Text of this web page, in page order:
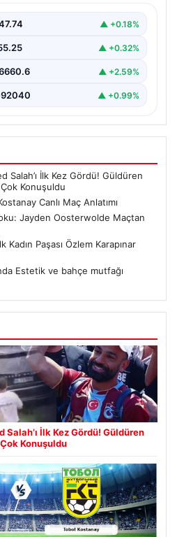
▲ +0.18%
▲ +0.32%
▲ +2.59%
▲ +0.99%
Salah’ı İlk Kez Gördü! Güldüren
Konuşuldu
Canlı Maç Anlatımı
Jayden Oosterwolde Maçtan
Kadın Paşası Özlem Karapınar
Estetik ve bahçe mutfağı
İlk Kez Gördü! Güldüren
Konuşuldu